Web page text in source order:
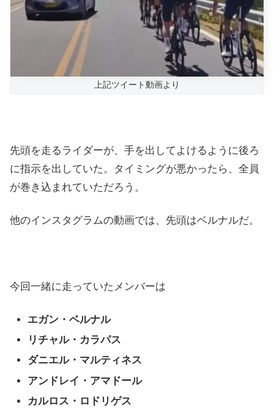
上記ツイート動画より
先頭を走るライダーが、手を出してよけるように後ろ
に指示を出していた。タイミングが悪かったら、全員
が巻き込まれていただろう。
他のインスタグラムの動画では、先頭はベルナルだ。
今回一緒に走っていたメンバーは
エガン・ベルナル
リチャル・カラパス
ダニエル・マルティネス
アンドレイ・アマドール
カルロス・ロドリゲス